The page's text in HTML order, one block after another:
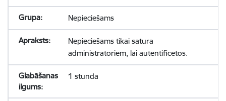
Nepieciešams
Nepieciešams tikai satura
administratoriem, lai autentificētos.
1 stunda